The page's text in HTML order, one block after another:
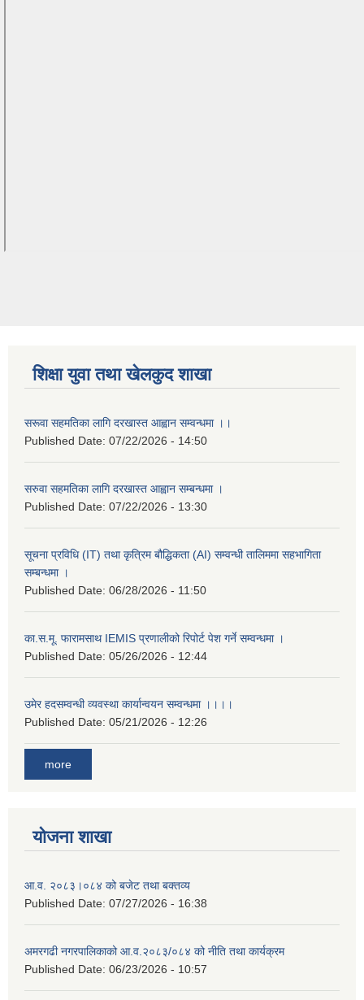
शिक्षा युवा तथा खेलकुद शाखा
सरूवा सहमतिका लागि दरखास्त आह्वान सम्वन्धमा ।।
Published Date: 07/22/2026 - 14:50
सरुवा सहमतिका लागि दरखास्त आह्वान सम्बन्धमा ।
Published Date: 07/22/2026 - 13:30
सूचना प्रविधि (IT) तथा कृत्रिम बौद्धिकता (AI) सम्वन्धी तालिममा सहभागिता
सम्बन्धमा ।
Published Date: 06/28/2026 - 11:50
का.स.मू. फारामसाथ IEMIS प्रणालीको रिपोर्ट पेश गर्ने सम्वन्धमा ।
Published Date: 05/26/2026 - 12:44
उमेर हदसम्वन्धी व्यवस्था कार्यान्वयन सम्वन्धमा ।।।।
Published Date: 05/21/2026 - 12:26
more
योजना शाखा
आ.व. २०८३।०८४ को बजेट तथा बक्तव्य
Published Date: 07/27/2026 - 16:38
अमरगढी नगरपालिकाको आ.व.२०८३/०८४ को नीति तथा कार्यक्रम
Published Date: 06/23/2026 - 10:57